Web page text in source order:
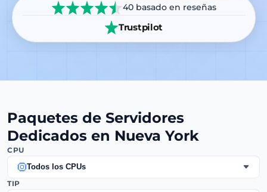
40 basado en reseñas
Trustpilot
Paquetes de Servidores
Dedicados en Nueva York
CPU
Todos los CPUs
TIP